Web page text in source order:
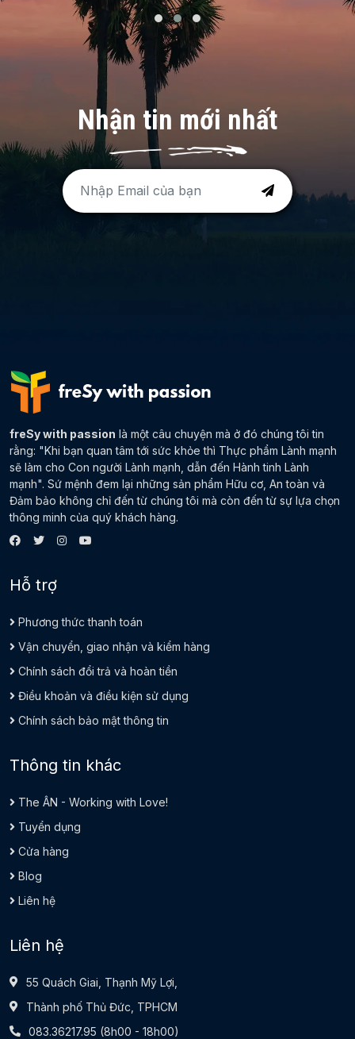
Nhận tin mới nhất
freSy with passion là một câu chuyện mà ở đó chúng tôi tin
rằng: "Khi bạn quan tâm tới sức khỏe thì Thực phẩm Lành mạnh
sẽ làm cho Con người Lành mạnh, dẫn đến Hành tinh Lành
mạnh". Sứ mệnh đem lại những sản phẩm Hữu cơ, An toàn và
Đảm bảo không chỉ đến từ chúng tôi mà còn đến từ sự lựa chọn
thông minh của quý khách hàng.
Hỗ trợ
Phương thức thanh toán
Vận chuyển, giao nhận và kiểm hàng
Chính sách đổi trả và hoàn tiền
Điều khoản và điều kiện sử dụng
Chính sách bảo mật thông tin
Thông tin khác
The ÂN - Working with Love!
Tuyển dụng
Cửa hàng
Blog
Liên hệ
Liên hệ
55 Quách Giai, Thạnh Mỹ Lợi,
Thành phố Thủ Đức, TPHCM
083.36217.95 (8h00 - 18h00)